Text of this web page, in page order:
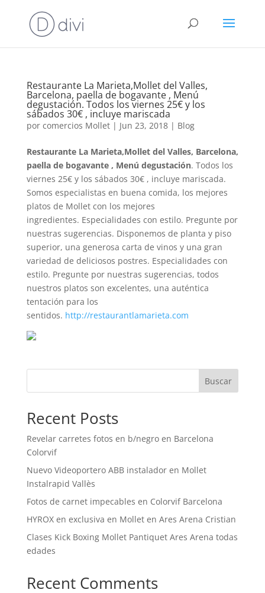
Restaurante La Marieta,Mollet del Valles,
Barcelona, paella de bogavante , Menú
degustación. Todos los viernes 25€ y los
sábados 30€ , incluye mariscada
por comercios Mollet| Jun 23, 2018| Blog
Restaurante La Marieta,Mollet del Valles, Barcelona,
paella de bogavante , Menú degustación. Todos los
viernes 25€ y los sábados 30€ , incluye mariscada.
Somos especialistas en buena comida, los mejores
platos de Mollet con los mejores
ingredientes. Especialidades con estilo. Pregunte por
nuestras sugerencias. Disponemos de planta y piso
superior, una generosa carta de vinos y una gran
variedad de deliciosos postres. Especialidades con
estilo. Pregunte por nuestras sugerencias, todos
nuestros platos son excelentes, una auténtica
tentación para los
sentidos. http://restaurantlamarieta.com
Buscar
Recent Posts
Revelar carretes fotos en b/negro en Barcelona
Colorvif
Nuevo Videoportero ABB instalador en Mollet
Instalrapid Vallès
Fotos de carnet impecables en Colorvif Barcelona
HYROX en exclusiva en Mollet en Ares Arena Cristian
Clases Kick Boxing Mollet Pantiquet Ares Arena todas
edades
Recent Comments